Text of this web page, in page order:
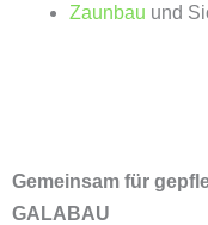
Zaunbau und
Gemeinsam für
GALABAU